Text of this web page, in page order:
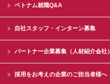
ベトナム就職Q&A
自社スタッフ・インターン募集
パートナー企業募集（人材紹介会社）
採用をお考えの企業のご担当者様へ